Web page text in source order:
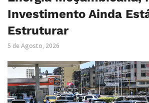
Investimento Ainda
Estruturar
5 de Agosto, 2026